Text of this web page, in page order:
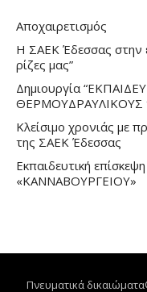
Αποχαιρετισμός
Η ΣΑΕΚ Έδεσσας στην
ρίζες μας”
Δημιουργία
ΘΕΡΜΟΥΔΡΑΥΛΙΚΟΥΣ
Κλείσιμο χρονιάς με
της ΣΑΕΚ Έδεσσας
Εκπαιδευτική
«ΚΑΝΝΑΒΟΥΡΓΕΙΟΥ»
Πνευματικά